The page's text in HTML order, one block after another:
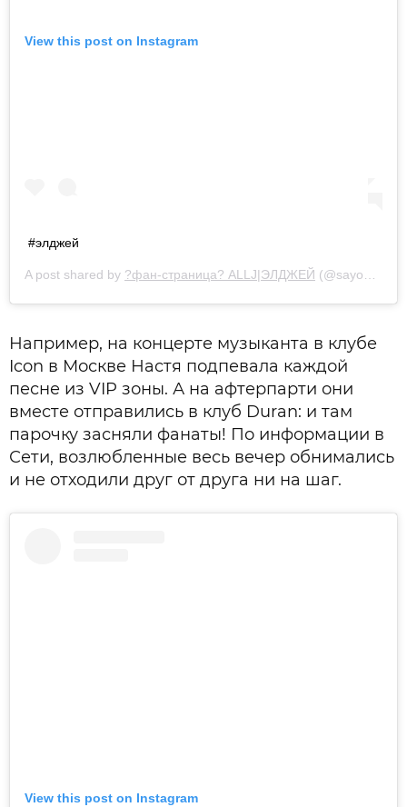
View this post on Instagram
#элджей
A post shared by ?фан-страница? ALLJ|ЭЛДЖЕЙ (@sayonaraboy143_) on
Например, на концерте музыканта в клубе
Icon в Москве Настя подпевала каждой
песне из VIP зоны. А на афтерпарти они
вместе отправились в клуб Duran: и там
парочку засняли фанаты! По информации в
Сети, возлюбленные весь вечер обнимались
и не отходили друг от друга ни на шаг.
View this post on Instagram